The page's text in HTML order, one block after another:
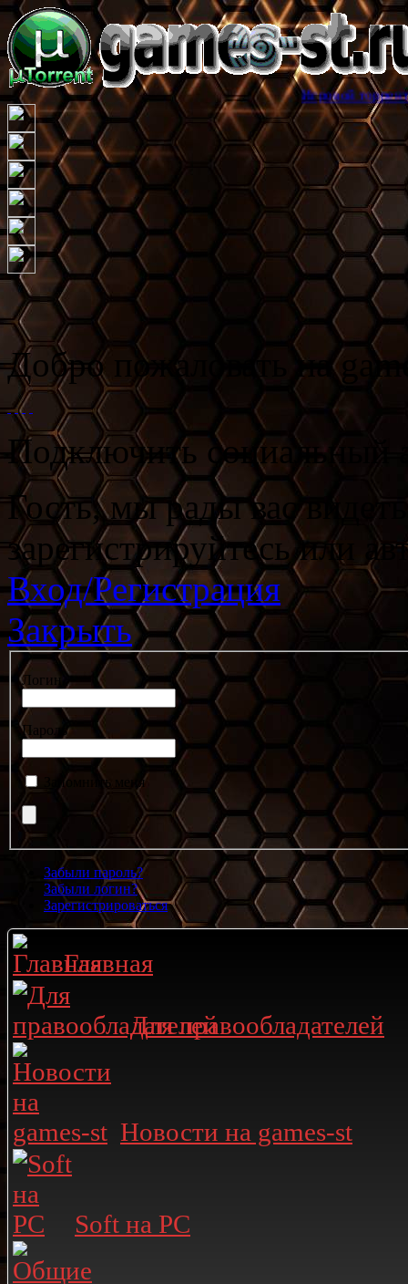
Игровой торрент трекер
Добро пожаловать на
Подключить социальный
Гость, мы рады вас
зарегистрируйтесь или
Вход/Регистрация
Закрыть
Логин
Пароль
Запомнить меня
Забыли пароль?
Забыли логин?
Зарегистрироваться
Главная
Для правообладателей
Новости на games-st
Soft на PC